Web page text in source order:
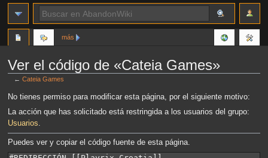
Ver el código de «Cateia Games»
←Cateia Games
Ir
a
la
Ir
a
la
No tienes permiso para modificar esta página, por el siguiente motivo:
La acción que has solicitado está restringida a los usuarios del grupo:
Usuarios.
Puedes ver y copiar el código fuente de esta página.
más